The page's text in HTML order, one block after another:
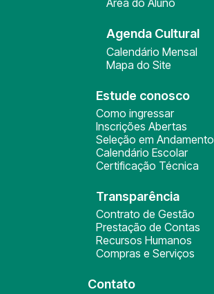
Área do Aluno
Agenda Cultural
Calendário Mensal
Mapa do Site
Estude conosco
Como ingressar
Inscrições Abertas
Seleção em Andamento
Calendário Escolar
Certificação Técnica
Transparência
Contrato de Gestão
Prestação de Contas
Recursos Humanos
Compras e Serviços
Contato